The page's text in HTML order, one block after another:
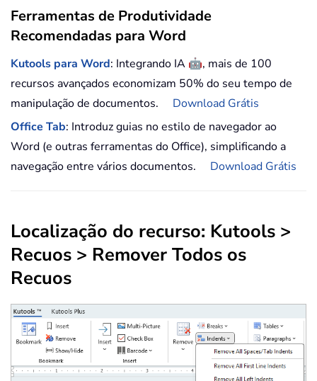
Ferramentas de Produtividade
Recomendadas para Word
Kutools para Word: Integrando IA 🤖, mais de 100
recursos avançados economizam 50% do seu tempo de
manipulação de documentos.
Download Grátis
Office Tab: Introduz guias no estilo de navegador ao
Word (e outras ferramentas do Office), simplificando a
navegação entre vários documentos.
Download Grátis
Localização do recurso: Kutools >
Recuos > Remover Todos os
Recuos